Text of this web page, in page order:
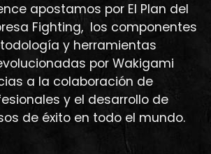
apostamos por El Plan del
Fighting, los componentes
y herramientas
por Wakigami
a la colaboración de
y el desarrollo de
de éxito en todo el mundo.